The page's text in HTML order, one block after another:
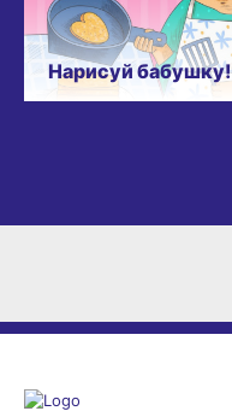
Нарисуй бабушку!